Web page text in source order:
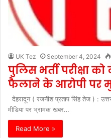
UK Tez September 4, 2024
पुलिस भर्ती परीक्षा
फैलाने के आरोपी पर
देहरादून ( रजनीश प्रताप सिंह तेज ) :
मीडिया पर भ्रामक खबर…
Read More »